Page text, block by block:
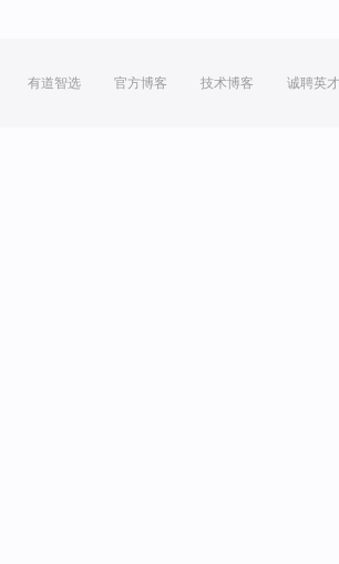
有道智选 官方博客 技术博客 诚聘英才